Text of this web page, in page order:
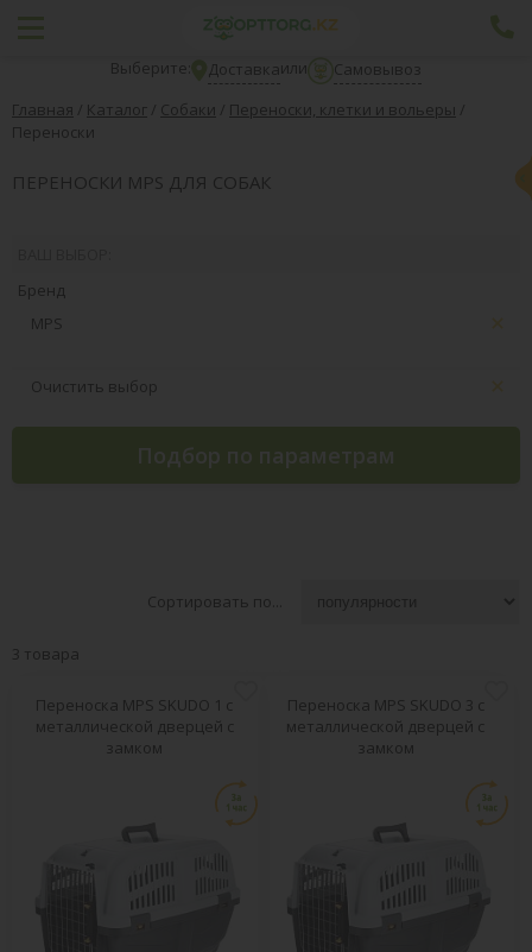
Выберите: Доставкаили
Самовывоз
Главная / Каталог / Собаки / Переноски, клетки и вольеры /
Переноски
ПЕРЕНОСКИ MPS ДЛЯ СОБАК
Бренд
MPS
Очистить выбор
Подбор по параметрам
Сортировать по...
3 товара
Переноска MPS SKUDO 1 с
металлической дверцей с
замком
Переноска MPS SKUDO 3 с
металлической дверцей с
замком